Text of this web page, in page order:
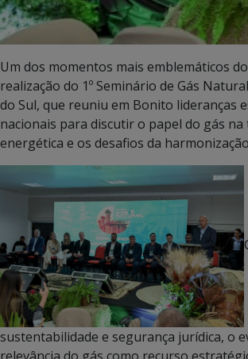
Um dos momentos mais emblemáticos
realização do 1º Seminário de Gás
do Sul, que reuniu em Bonito lideranças
nacionais para discutir o papel do gás na
energética e os desafios da
sustentabilidade e segurança jurídica, o